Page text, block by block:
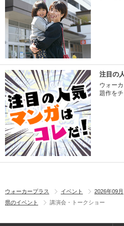
注目の
ウォー
題作を
ウォーカープラス イベント 2026年09月
県のイベント
講演会・トークショー